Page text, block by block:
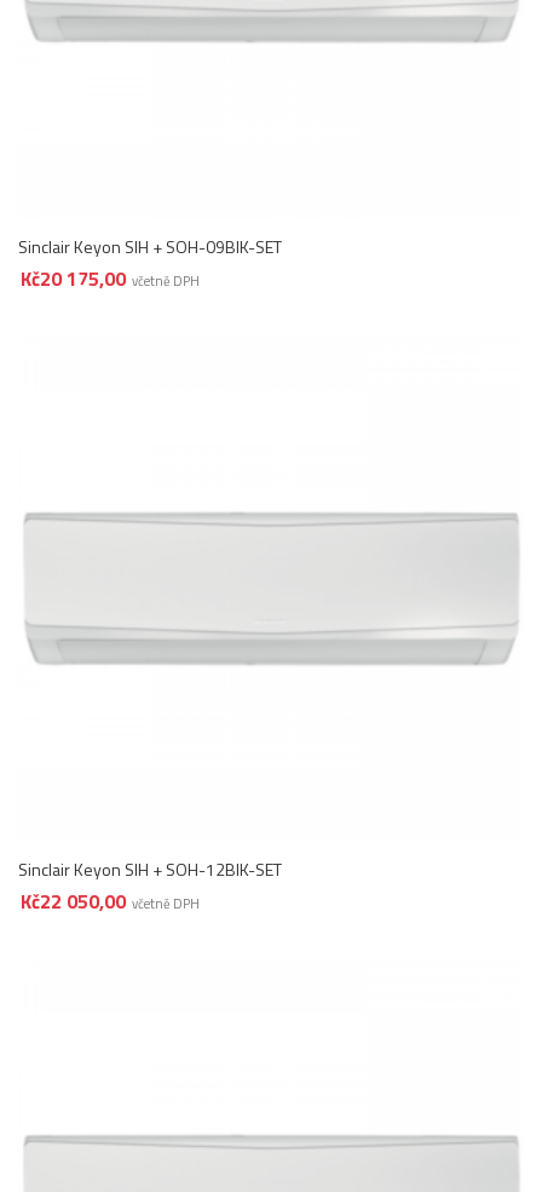
Sinclair Keyon SIH + SOH-09BIK-SET
Kč20 175,00 včetně DPH
Sinclair Keyon SIH + SOH-12BIK-SET
Kč22 050,00 včetně DPH